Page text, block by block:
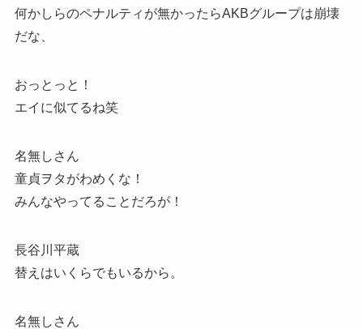
何かしらのペナルティが無かったらAKBグループは崩壊
だな、
おっとっと！
エイに似てるね笑
名無しさん
童貞ヲタがわめくな！
みんなやってることだろが！
長谷川平蔵
替えはいくらでもいるから。
名無しさん